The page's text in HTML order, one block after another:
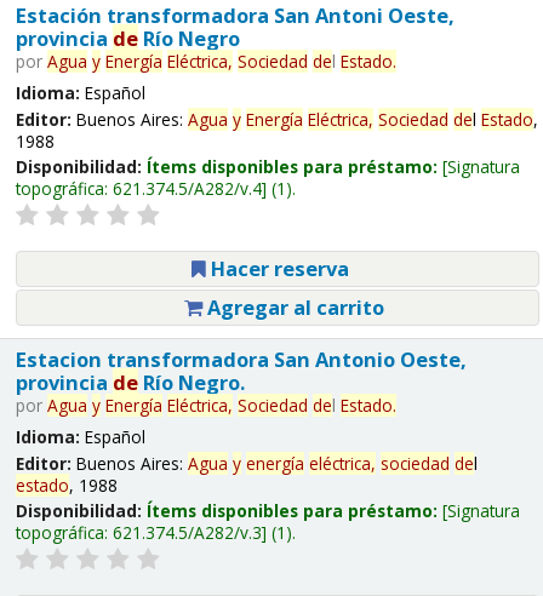
Estación transformadora San Antoni Oeste,
provincia deRío Negro
por Agua y Energía Eléctrica, Sociedad del Estado.
Idioma: Español
Editor: Buenos Aires: Agua y Energía Eléctrica, Sociedad del Estado,
1988
Disponibilidad: Ítems disponibles para préstamo: Signatura
topográfica: 621.374.5/A282/v.4 (1).
Hacer reserva
Agregar al carrito
Estacion transformadora San Antonio Oeste,
provincia deRío Negro.
por Agua y Energía Eléctrica, Sociedad del Estado.
Idioma: Español
Editor: Buenos Aires: Agua y energía eléctrica, sociedad del
estado, 1988
Disponibilidad: Ítems disponibles para préstamo: Signatura
topográfica: 621.374.5/A282/v.3 (1).